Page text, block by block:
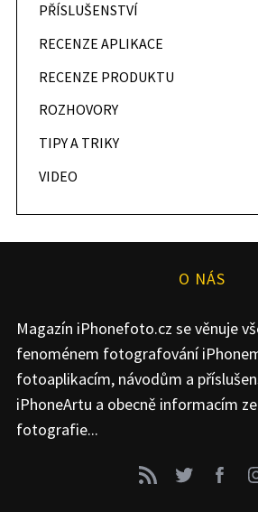
PŘÍSLUŠENSTVÍ
RECENZE APLIKACE
RECENZE PRODUKTU
ROZHOVORY
TIPY A TRIKY
VIDEO
O NÁS
Magazín iPhonefoto.cz se věnuje
fenoménem fotografování
fotoaplikacím, návodům a
iPhoneArtu a obecně informacím
fotografie...